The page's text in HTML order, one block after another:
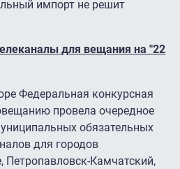
импорт не решит
для вещания на "22
Федеральная конкурсная
провела очередное
обязательных
для городов
Петропавловск-Камчатский,